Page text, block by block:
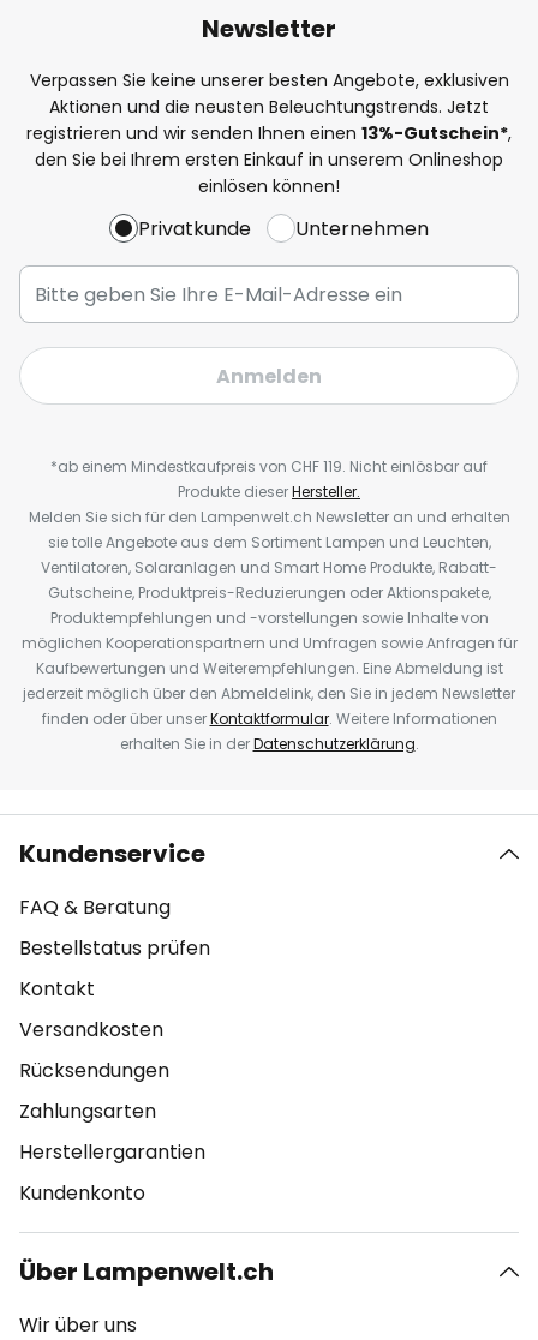
Newsletter
Verpassen Sie keine unserer besten Angebote, exklusiven
Aktionen und die neusten Beleuchtungstrends. Jetzt
registrieren und wir senden Ihnen einen 13%-Gutschein*,
den Sie bei Ihrem ersten Einkauf in unserem Onlineshop
einlösen können!
Privatkunde Unternehmen
Anmelden
*ab einem Mindestkaufpreis von CHF 119. Nicht einlösbar auf
Produkte dieserHersteller.
Melden Sie sich für den Lampenwelt.ch Newsletter an und erhalten
sie tolle Angebote aus dem Sortiment Lampen und Leuchten,
Ventilatoren, Solaranlagen und Smart Home Produkte, Rabatt-
Gutscheine, Produktpreis-Reduzierungen oder Aktionspakete,
Produktempfehlungen und -vorstellungen sowie Inhalte von
möglichen Kooperationspartnern und Umfragen sowie Anfragen für
Kaufbewertungen und Weiterempfehlungen. Eine Abmeldung ist
jederzeit möglich über den Abmeldelink, den Sie in jedem Newsletter
finden oder über unserKontaktformular. Weitere Informationen
erhalten Sie in derDatenschutzerklärung.
Kundenservice
FAQ & Beratung
Bestellstatus prüfen
Kontakt
Versandkosten
Rücksendungen
Zahlungsarten
Herstellergarantien
Kundenkonto
Über Lampenwelt.ch
Wir über uns